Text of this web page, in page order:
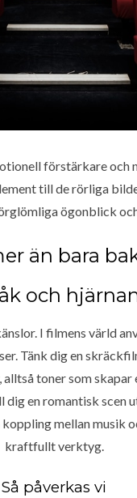
förstärkare och
till de rörliga
ögonblick
än bara
och
I filmens värld
Tänk dig en
toner som skapar
en romantisk scen
mellan musik
kraftfullt verktyg.
Så påverkas vi